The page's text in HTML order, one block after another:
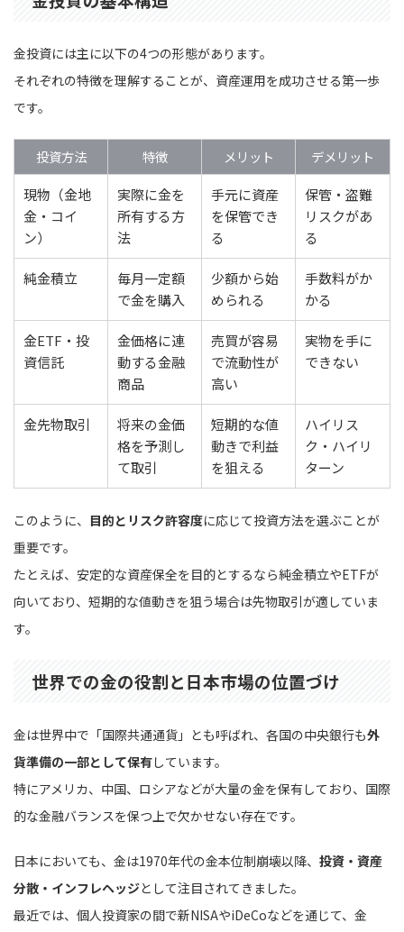
金投資には主に以下の4つの形態があります。
それぞれの特徴を理解することが、資産運用を成功させる第一歩
です。
投資方法 特徴 メリット
デメリット
現物（金地
金・コイ
ン）
実際に金を
所有する方
法
手元に資産
を保管でき
る
保管・盗難
リスクがあ
る
純金積立
毎月一定額
で金を購入
少額から始
められる
手数料がか
かる
金ETF・投
資信託
金価格に連
動する金融
商品
売買が容易
で流動性が
高い
実物を手に
できない
金先物取引
将来の金価
格を予測し
て取引
短期的な値
動きで利益
を狙える
ハイリス
ク・ハイリ
ターン
このように、 目的とリスク許容度に応じて投資方法を選ぶことが
重要です。
たとえば、安定的な資産保全を目的とするなら純金積立やETFが
向いており、短期的な値動きを狙う場合は先物取引が適していま
す。
世界での金の役割と日本市場の位置づけ
金は世界中で「国際共通通貨」とも呼ばれ、各国の中央銀行も外
貨準備の一部として保有しています。
特にアメリカ、中国、ロシアなどが大量の金を保有しており、国際
的な金融バランスを保つ上で欠かせない存在です。
日本においても、金は1970年代の金本位制崩壊以降、 投資・資産
分散・インフレヘッジとして注目されてきました。
最近では、個人投資家の間で新NISAやiDeCoなどを通じて、金